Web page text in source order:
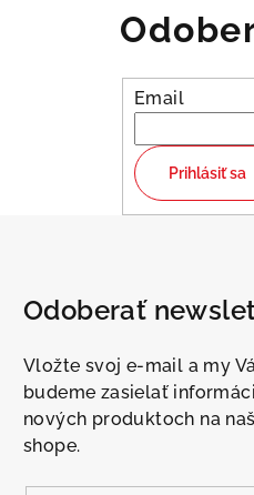
á
i
e
p
k
v
ý
p
Email
Prihlásiť sa
Odoberať
Vložte svoj e-mail a my
budeme zasielať
nových produktoch na
shope.